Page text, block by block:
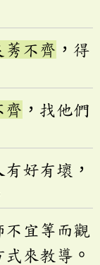
莠不齊 ，得
齊 ，找他們
好有壞，
不宜等而觀
來教導。